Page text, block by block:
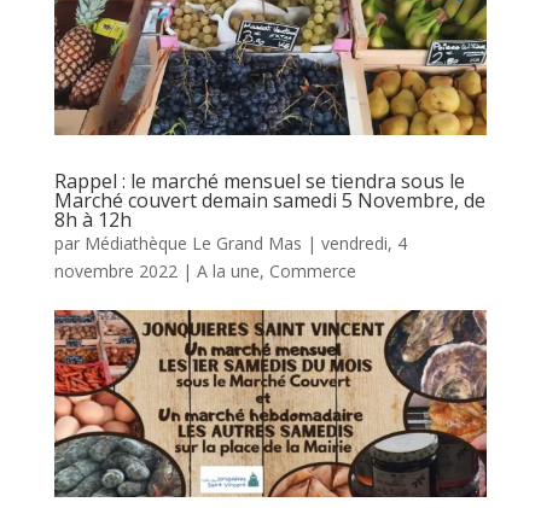
Rappel : le marché mensuel se tiendra sous le
Marché couvert demain samedi 5 Novembre, de
8h à 12h
par Médiathèque Le Grand Mas | vendredi, 4
novembre 2022 | A la une, Commerce